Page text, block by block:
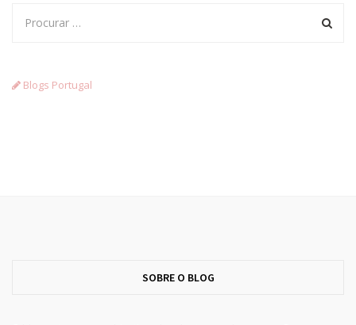
Blogs Portugal
SOBRE O BLOG